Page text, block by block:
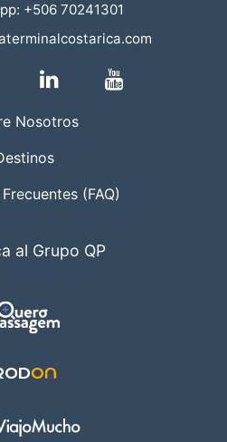
+506 70241301
Nosotros
(FAQ)
al Grupo QP